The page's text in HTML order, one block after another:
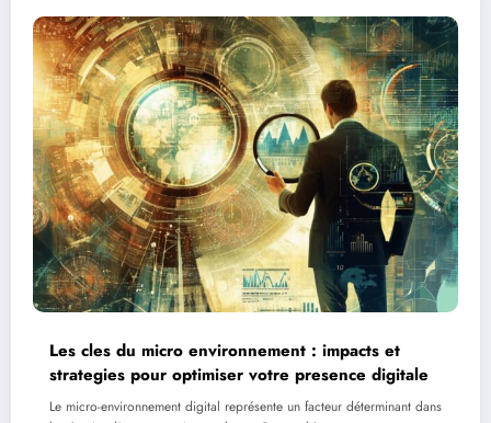
Les cles du micro environnement : impacts et
strategies pour optimiser votre presence digitale
Le micro-environnement digital représente un facteur déterminant dans